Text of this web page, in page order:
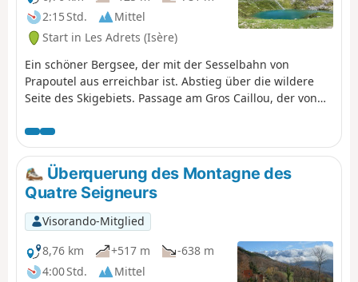
2:15 Std.
Mittel
Start in Les Adrets (Isère)
Ein schöner Bergsee, der mit der Sesselbahn von
Prapoutel aus erreichbar ist. Abstieg über die wildere
Seite des Skigebiets. Passage am Gros Caillou, der von
Überquerung des Montagne des
Quatre Seigneurs
Visorando-Mitglied
8,76 km
+517 m
-638 m
4:00 Std.
Mittel